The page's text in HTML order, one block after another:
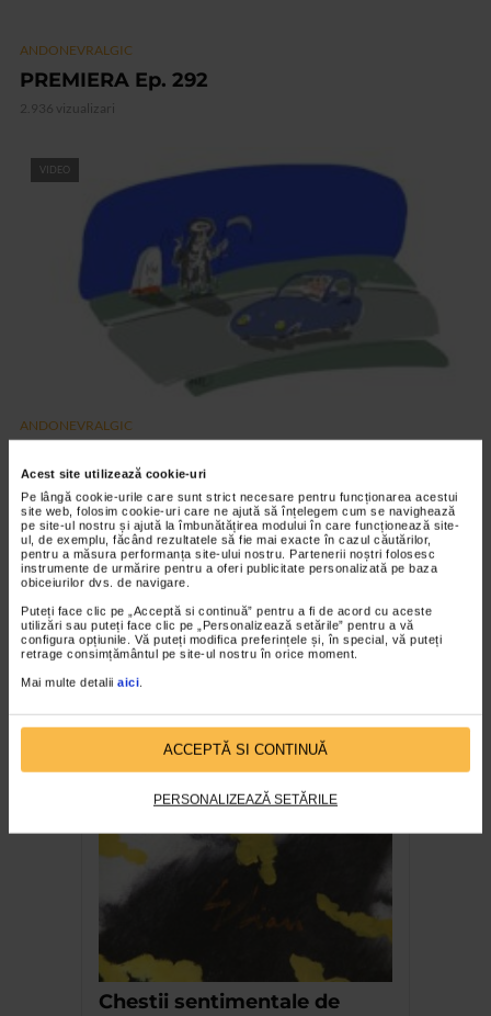
Acest site utilizează cookie-uri
Pe lângă cookie-urile care sunt strict necesare pentru funcționarea acestui
site web, folosim cookie-uri care ne ajută să înțelegem cum se navighează
pe site-ul nostru și ajută la îmbunătățirea modului în care funcționează site-
ul, de exemplu, făcând rezultatele să fie mai exacte în cazul căutărilor,
pentru a măsura performanța site-ului nostru. Partenerii noștri folosesc
instrumente de urmărire pentru a oferi publicitate personalizată pe baza
obiceiurilor dvs. de navigare.
Puteți face clic pe „Acceptă si continuă” pentru a fi de acord cu aceste
utilizări sau puteți face clic pe „Personalizează setările” pentru a vă
configura opțiunile. Vă puteți modifica preferințele și, în special, vă puteți
retrage consimțământul pe site-ul nostru în orice moment.
Mai multe detalii aici
ACCEPTĂ SI CONTINUĂ
PERSONALIZEAZĂ SETĂRILE
ANDONEVRALGIC
PREMIERA Ep. 292
2.936 vizualizari
VIDEO
ANDONEVRALGIC
2.879 vizualizari
RECOMANDĂRI
Expozitie de pictura
abstracta la Galeria Senso
Chestii sentimentale de